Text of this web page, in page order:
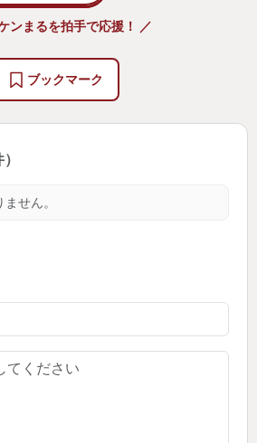
んは今日も過酷な地でエノキダ
支えているんです！
こ)の生き様に応えるべく、今日
地をかけまわります。
ンまるを拍手で応援！ ／
ブックマーク
せん。